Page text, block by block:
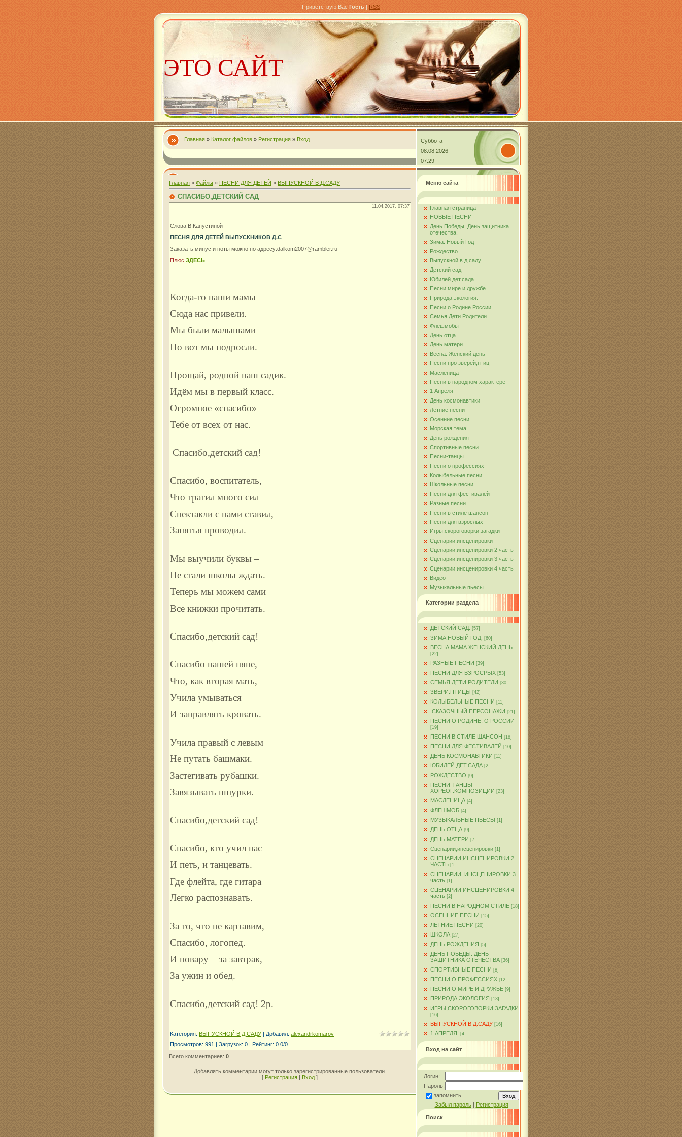
Приветствую Вас Гость | RSS
ЭТО САЙТ
Александра
Комарова
Главная » Каталог файлов » Регистрация » Вход
Суббота
08.08.2026
07:29
Главная » Файлы » ПЕСНИ ДЛЯ ДЕТЕЙ » ВЫПУСКНОЙ В Д.САДУ
СПАСИБО,ДЕТСКИЙ САД
11.04.2017, 07:37
Слова В.Капустиной
ПЕСНЯ ДЛЯ ДЕТЕЙ ВЫПУСКНИКОВ Д.С
Заказать минус и ноты можно по адресу:dalkom2007@rambler.ru
Плюс ЗДЕСЬ
Когда-то наши мамы
Сюда нас привели.
Мы были малышами
Но вот мы подросли.
Прощай, родной наш садик.
Идём мы в первый класс.
Огромное «спасибо»
Тебе от всех от нас.
Спасибо,детский сад!
Спасибо, воспитатель,
Что тратил много сил –
Спектакли с нами ставил,
Занятья проводил.
Мы выучили буквы –
Не стали школы ждать.
Теперь мы можем сами
Все книжки прочитать.
Спасибо,детский сад!
Спасибо нашей няне,
Что, как вторая мать,
Учила умываться
И заправлять кровать.
Учила правый с левым
Не путать башмаки.
Застегивать рубашки.
Завязывать шнурки.
Спасибо,детский сад!
Спасибо, кто учил нас
И петь, и танцевать.
Где флейта, где гитара
Легко распознавать.
За то, что не картавим,
Спасибо, логопед.
И повару – за завтрак,
За ужин и обед.
Спасибо,детский сад! 2р.
Категория: ВЫПУСКНОЙ В Д.САДУ | Добавил: alexandrkomarov
Просмотров: 991 | Загрузок: 0 | Рейтинг: 0.0/0
Всего комментариев: 0
Добавлять комментарии могут только зарегистрированные пользователи.
[ Регистрация | Вход ]
Меню сайта
Главная страница
НОВЫЕ ПЕСНИ
День Победы. День защитника
отечества.
Зима. Новый Год
Рождество
Выпускной в д.саду
Детский сад
Юбилей дет.сада
Песни мире и дружбе
Природа,экология.
Песни о Родине.России.
Семья.Дети.Родители.
Флешмобы
День отца
День матери
Весна. Женский день
Песни про зверей,птиц
Масленица
Песни в народном характере
1 Апреля
День космонавтики
Летние песни
Осенние песни
Морская тема
День рождения
Спортивные песни
Песни-танцы.
Песни о профессиях
Колыбельные песни
Школьные песни
Песни для фестивалей
Разные песни
Песни в стиле шансон
Песни для взрослых
Игры,скороговорки,загадки
Сценарии,инсценировки
Сценарии,инсценировки 2 часть
Сценарии,инсценировки 3 часть
Сценарии инсценировки 4 часть
Видео
Музыкальные пьесы
Категории раздела
ДЕТСКИЙ САД. [57]
ЗИМА.НОВЫЙ ГОД. [60]
ВЕСНА.МАМА.ЖЕНСКИЙ ДЕНЬ.
[22]
РАЗНЫЕ ПЕСНИ [39]
ПЕСНИ ДЛЯ ВЗРОСРЫХ [53]
СЕМЬЯ.ДЕТИ.РОДИТЕЛИ [30]
ЗВЕРИ.ПТИЦЫ [42]
КОЛЫБЕЛЬНЫЕ ПЕСНИ [11]
.СКАЗОЧНЫЙ ПЕРСОНАЖИ [21]
ПЕСНИ О РОДИНЕ, О РОССИИ
[19]
ПЕСНИ В СТИЛЕ ШАНСОН [18]
ПЕСНИ ДЛЯ ФЕСТИВАЛЕЙ [10]
ДЕНЬ КОСМОНАВТИКИ [11]
ЮБИЛЕЙ ДЕТ.САДА [2]
РОЖДЕСТВО [9]
ПЕСНИ-ТАНЦЫ-
ХОРЕОГ.КОМПОЗИЦИИ [23]
МАСЛЕНИЦА [4]
ФЛЕШМОБ [4]
МУЗЫКАЛЬНЫЕ ПЬЕСЫ [1]
ДЕНЬ ОТЦА [9]
ДЕНЬ МАТЕРИ [7]
Сценарии,инсценировки [1]
СЦЕНАРИИ,ИНСЦЕНИРОВКИ 2
ЧАСТЬ [1]
СЦЕНАРИИ. ИНСЦЕНИРОВКИ 3
часть [1]
СЦЕНАРИИ ИНСЦЕНИРОВКИ 4
часть [2]
ПЕСНИ В НАРОДНОМ СТИЛЕ [18]
ОСЕННИЕ ПЕСНИ [15]
ЛЕТНИЕ ПЕСНИ [20]
ШКОЛА [27]
ДЕНЬ РОЖДЕНИЯ [5]
ДЕНЬ ПОБЕДЫ. ДЕНЬ
ЗАЩИТНИКА ОТЕЧЕСТВА [36]
СПОРТИВНЫЕ ПЕСНИ [8]
ПЕСНИ О ПРОФЕССИЯХ [12]
ПЕСНИ О МИРЕ И ДРУЖБЕ [9]
ПРИРОДА,ЭКОЛОГИЯ [13]
ИГРЫ,СКОРОГОВОРКИ.ЗАГАДКИ
[16]
ВЫПУСКНОЙ В Д.САДУ [16]
1 АПРЕЛЯ! [4]
Вход на сайт
Логин:
Пароль:
запомнить
Забыл пароль| Регистрация
Поиск